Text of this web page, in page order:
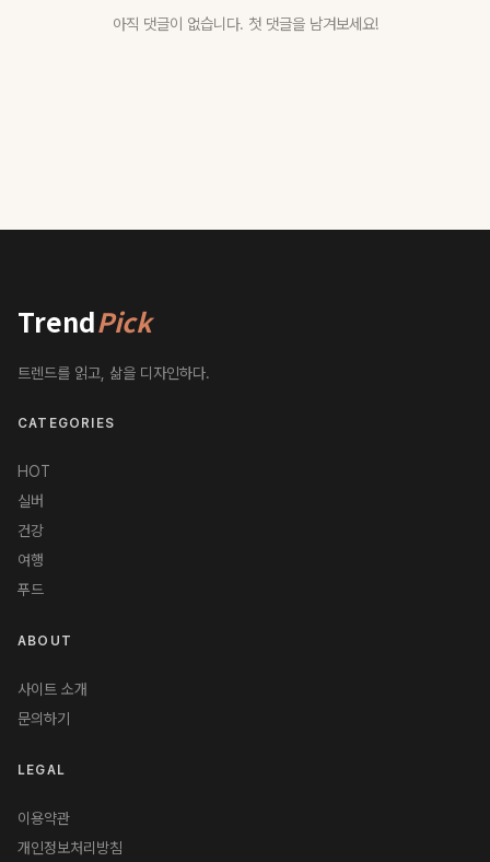
아직 댓글이 없습니다. 첫 댓글을 남겨보세요!
TrendPick
트렌드를 읽고, 삶을 디자인하다.
CATEGORIES
HOT
실버
건강
여행
푸드
ABOUT
사이트 소개
문의하기
LEGAL
이용약관
개인정보처리방침